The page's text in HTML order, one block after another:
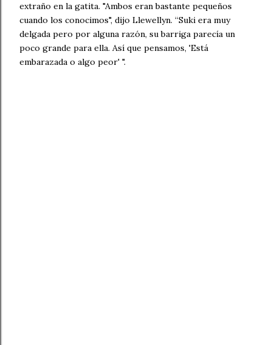
extraño en la gatita. "Ambos eran bastante pequeños
cuando los conocimos", dijo Llewellyn. “Suki era muy
delgada pero por alguna razón, su barriga parecía un
poco grande para ella. Así que pensamos, 'Está
embarazada o algo peor' ".